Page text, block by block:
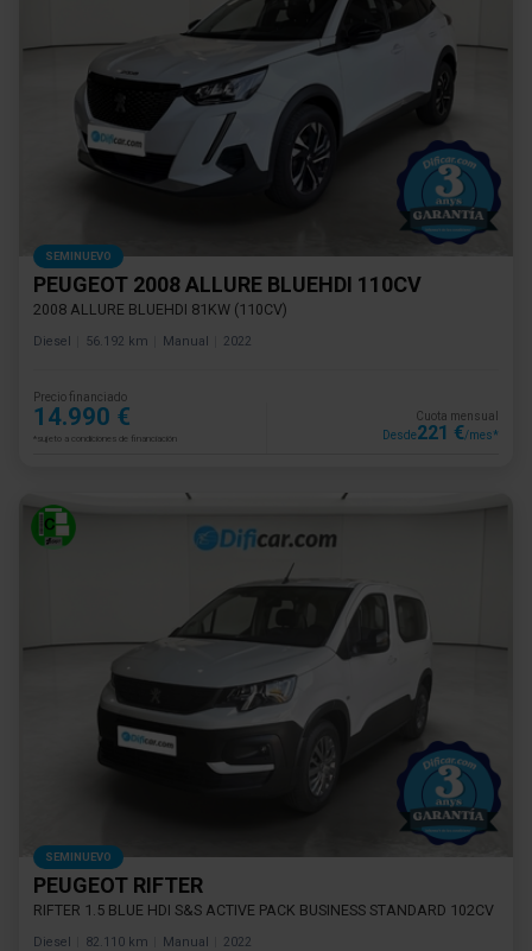
SEMINUEVO
PEUGEOT 2008 ALLURE BLUEHDI 110CV
2008 ALLURE BLUEHDI 81KW (110CV)
Diesel 56.192 km Manual 2022
Precio financiado
14.990 €
*sujeto a condiciones de financiación
Cuota mensual
Desde221 €/mes*
SEMINUEVO
PEUGEOT RIFTER
RIFTER 1.5 BLUE HDI S&S ACTIVE PACK BUSINESS STANDARD 102CV
Diesel 82.110 km Manual 2022